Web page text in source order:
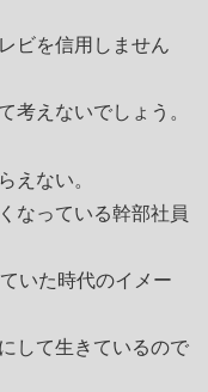
ビを信用しません
考えないでしょう。
えない。
なっている幹部社員
いた時代のイメー
して生きているので